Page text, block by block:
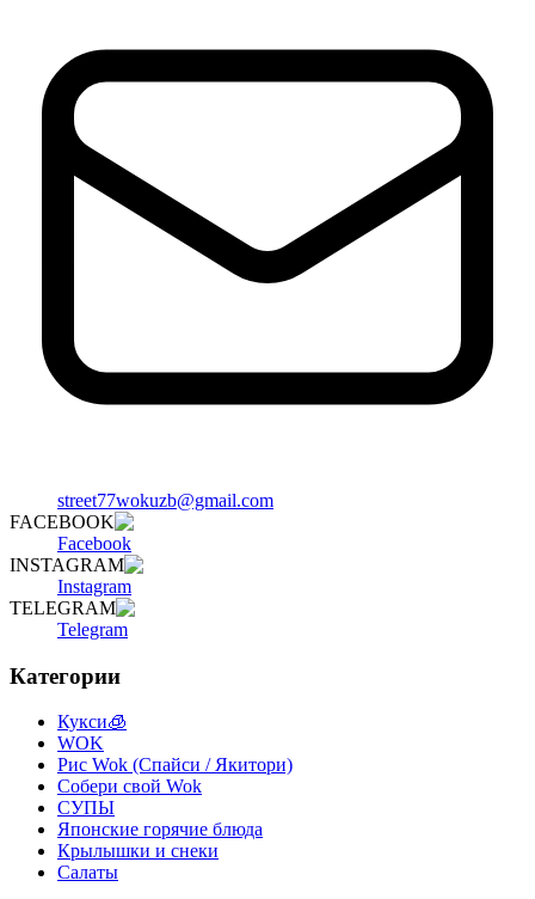
street77wokuzb@gmail.com
FACEBOOK
Facebook
INSTAGRAM
Instagram
TELEGRAM
Telegram
Категории
Кукси🧊
WOK
Рис Wok (Спайси / Якитори)
Собери свой Wok
СУПЫ
Японские горячие блюда
Крылышки и снеки
Салаты